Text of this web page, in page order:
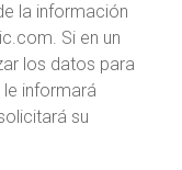
la información
Si en un
los datos para
informará
su